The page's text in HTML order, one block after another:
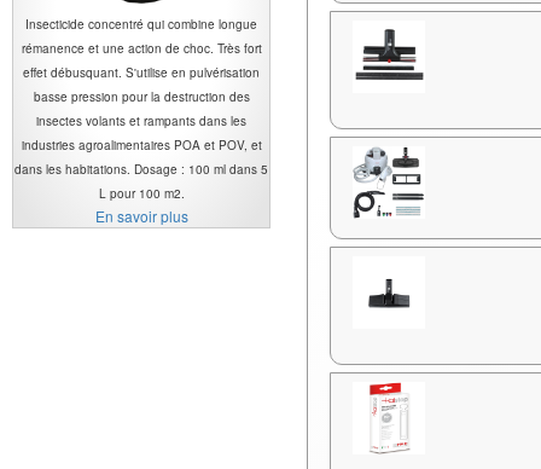
Insecticide concentré qui combine longue
rémanence et une action de choc. Très fort
effet débusquant. S'utilise en pulvérisation
basse pression pour la destruction des
insectes volants et rampants dans les
industries agroalimentaires POA et POV, et
dans les habitations. Dosage : 100 ml dans 5
L pour 100 m2.
En savoir plus